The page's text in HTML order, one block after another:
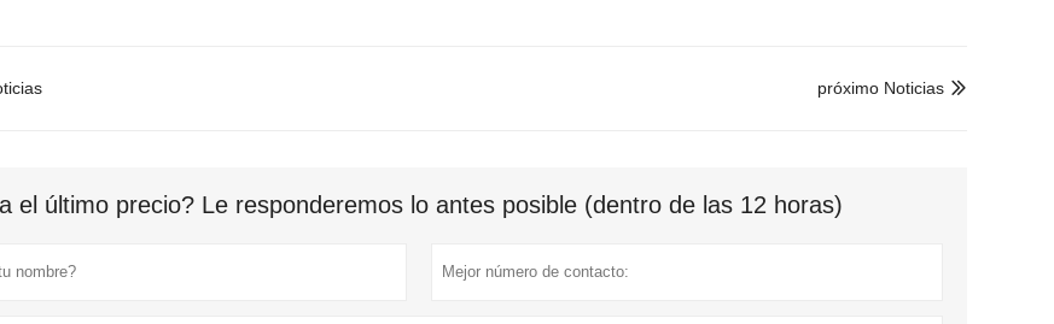

próximo Noticias
el último precio? Le responderemos lo antes posible (dentro de las 12 horas)